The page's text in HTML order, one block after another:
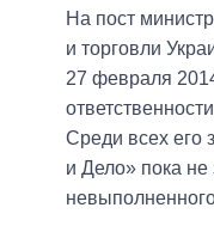
На пост
и торговли
27 февраля
Среди всех его
и Дело» пока